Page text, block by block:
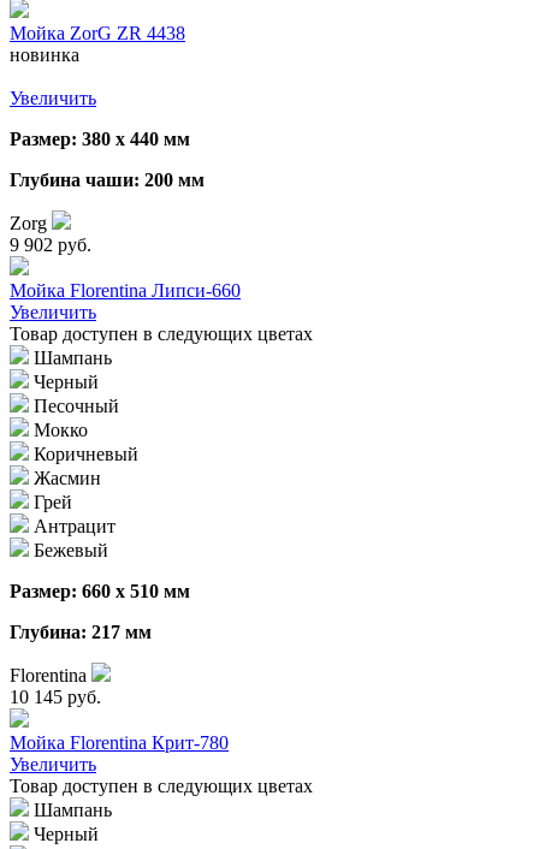
Мойка ZorG ZR 4438
новинка
Увеличить
Размер: 380 х 440 мм
Глубина чаши: 200 мм
Zorg
9 902 руб.
Мойка Florentina Липси-660
Увеличить
Товар доступен в следующих цветах
Шампань
Черный
Песочный
Мокко
Коричневый
Жасмин
Грей
Антрацит
Бежевый
Размер: 660 х 510 мм
Глубина: 217 мм
Florentina
10 145 руб.
Мойка Florentina Крит-780
Увеличить
Товар доступен в следующих цветах
Шампань
Черный